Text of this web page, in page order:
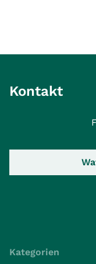
Kontakt
Kategorien